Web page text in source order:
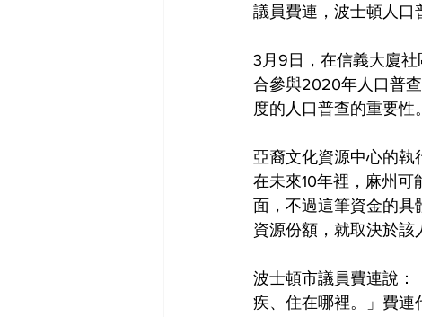
議員費連，波士頓人口
3月9日，在信義大廈
合參與2020年人口普
度的人口普查的重要性。
亞裔文化資源中心的執
在未來10年裡，麻州
面，不過這筆資金的具
資源份額，就取決於該
波士頓市議員費連說：
疾、住在哪裡。」費連